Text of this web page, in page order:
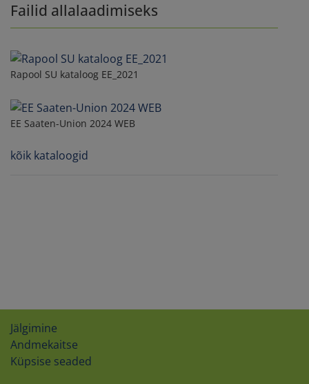
Failid allalaadimiseks
Rapool SU kataloog EE_2021
EE Saaten-Union 2024 WEB
kõik kataloogid
Jälgimine
Andmekaitse
Küpsise seaded